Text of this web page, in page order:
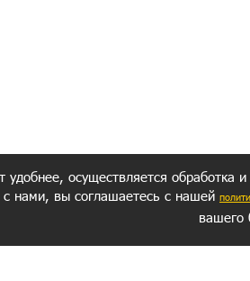
удобнее, осуществляется обработка
с нами, вы соглашаетесь с нашей
вашего